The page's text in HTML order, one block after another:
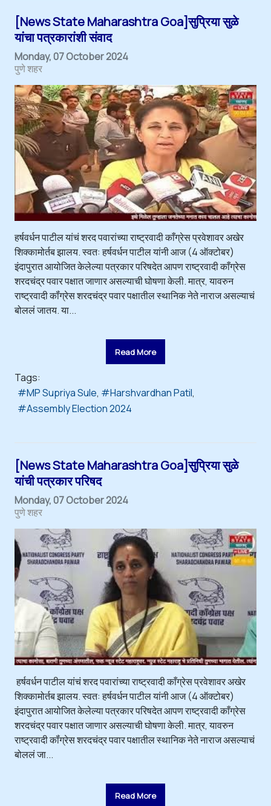
[News State Maharashtra Goa]सुप्रिया सुळे
यांचा पत्रकारांशी संवाद
Monday, 07 October 2024
पुणे शहर
हर्षवर्धन पाटील यांचं शरद पवारांच्या राष्ट्रवादी काँग्रेस प्रवेशावर अखेर
शिक्कामोर्तब झालय. स्वत: हर्षवर्धन पाटील यांनी आज (4 ऑक्टोबर)
इंदापुरात आयोजित केलेल्या पत्रकार परिषदेत आपण राष्ट्रवादी काँग्रेस
शरदचंद्र पवार पक्षात जाणार असल्याची घोषणा केली. मात्र, यावरुन
राष्ट्रवादी कॉंग्रेस शरदचंद्र पवार पक्षातील स्थानिक नेते नाराज असल्याचं
बोललं जातय. या...
Read More
Tags:
MP Supriya Sule
Harshvardhan Patil
Assembly Election 2024
[News State Maharashtra Goa]सुप्रिया सुळे
यांची पत्रकार परिषद
Monday, 07 October 2024
पुणे शहर
हर्षवर्धन पाटील यांचं शरद पवारांच्या राष्ट्रवादी काँग्रेस प्रवेशावर अखेर
शिक्कामोर्तब झालय. स्वत: हर्षवर्धन पाटील यांनी आज (4 ऑक्टोबर)
इंदापुरात आयोजित केलेल्या पत्रकार परिषदेत आपण राष्ट्रवादी काँग्रेस
शरदचंद्र पवार पक्षात जाणार असल्याची घोषणा केली. मात्र, यावरुन
राष्ट्रवादी कॉंग्रेस शरदचंद्र पवार पक्षातील स्थानिक नेते नाराज असल्याचं
बोललं जा...
Read More